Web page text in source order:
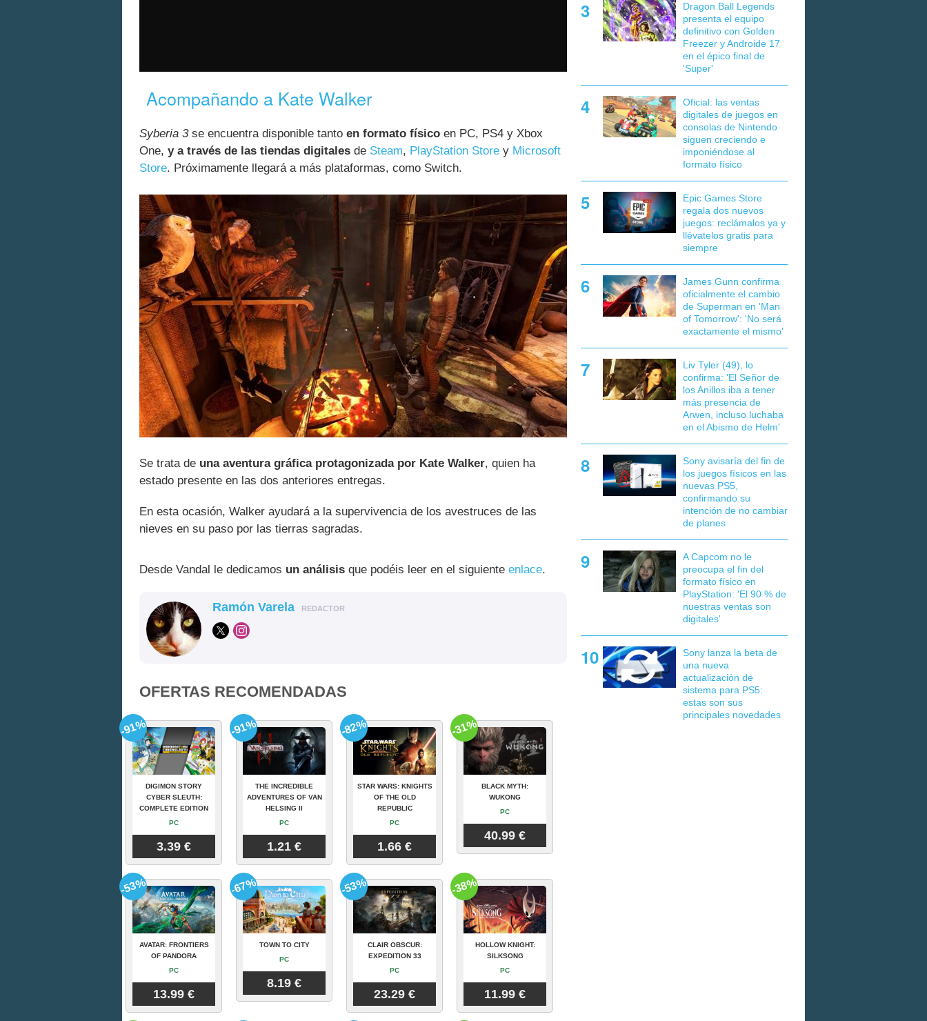
Acompañando a Kate Walker
Syberia 3se encuentra disponible tanto en formato físico en PC, PS4 y Xbox
One, y a través de las tiendas digitales de Steam, PlayStation Store y Microsoft
Store. Próximamente llegará a más plataformas, como Switch.
Se trata de una aventura gráfica protagonizada por Kate Walker, quien ha
estado presente en las dos anteriores entregas.
En esta ocasión, Walker ayudará a la supervivencia de los avestruces de las
nieves en su paso por las tierras sagradas.
Desde Vandal le dedicamos un análisis que podéis leer en el siguiente enlace.
Ramón Varela REDACTOR
OFERTAS RECOMENDADAS
DIGIMON STORY
CYBER SLEUTH:
COMPLETE EDITION
PC
3.39 €
-91%
THE INCREDIBLE
ADVENTURES OF VAN
HELSING II
PC
1.21 €
-91%
STAR WARS: KNIGHTS
OF THE OLD
REPUBLIC
PC
1.66 €
-82%
BLACK MYTH:
WUKONG
PC
40.99 €
-31%
AVATAR: FRONTIERS
OF PANDORA
PC
13.99 €
-53%
TOWN TO CITY
PC
8.19 €
-67%
CLAIR OBSCUR:
EXPEDITION 33
PC
23.29 €
-53%
HOLLOW KNIGHT:
SILKSONG
PC
11.99 €
-38%
Dragon Ball Legends
presenta el equipo
definitivo con Golden
Freezer y Androide 17
en el épico final de
'Super'
Oficial: las ventas
digitales de juegos en
consolas de Nintendo
siguen creciendo e
imponiéndose al
formato físico
Epic Games Store
regala dos nuevos
juegos: reclámalos ya y
llévatelos gratis para
siempre
James Gunn confirma
oficialmente el cambio
de Superman en 'Man
of Tomorrow': 'No será
exactamente el mismo'
Liv Tyler (49), lo
confirma: 'El Señor de
los Anillos iba a tener
más presencia de
Arwen, incluso luchaba
en el Abismo de Helm'
Sony avisaría del fin de
los juegos físicos en las
nuevas PS5,
confirmando su
intención de no cambiar
de planes
A Capcom no le
preocupa el fin del
formato físico en
PlayStation: 'El 90 % de
nuestras ventas son
digitales'
Sony lanza la beta de
una nueva
actualización de
sistema para PS5:
estas son sus
principales novedades